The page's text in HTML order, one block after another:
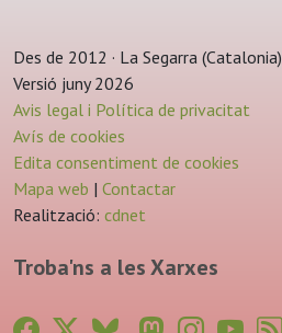
Des de 2012 · La Segarra (Catalonia)
Versió juny 2026
Avis legal i Política de privacitat
Avís de cookies
Edita consentiment de cookies
Mapa web | Contactar
Realització: cdnet
Troba'ns a les Xarxes